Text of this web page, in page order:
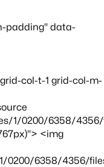
padding" data-
col-t-1 grid-col-m-
1/0200/6358/4356/
<img
6358/4356/